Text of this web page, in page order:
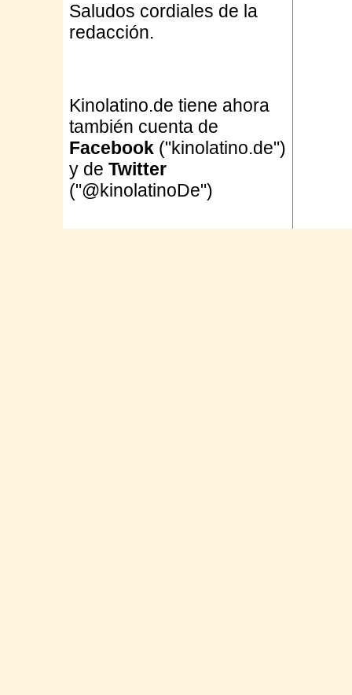
Saludos cordiales de la
redacción.
Kinolatino.de tiene ahora
también cuenta de
Facebook ("kinolatino.de")
y de Twitter
("@kinolatinoDe")